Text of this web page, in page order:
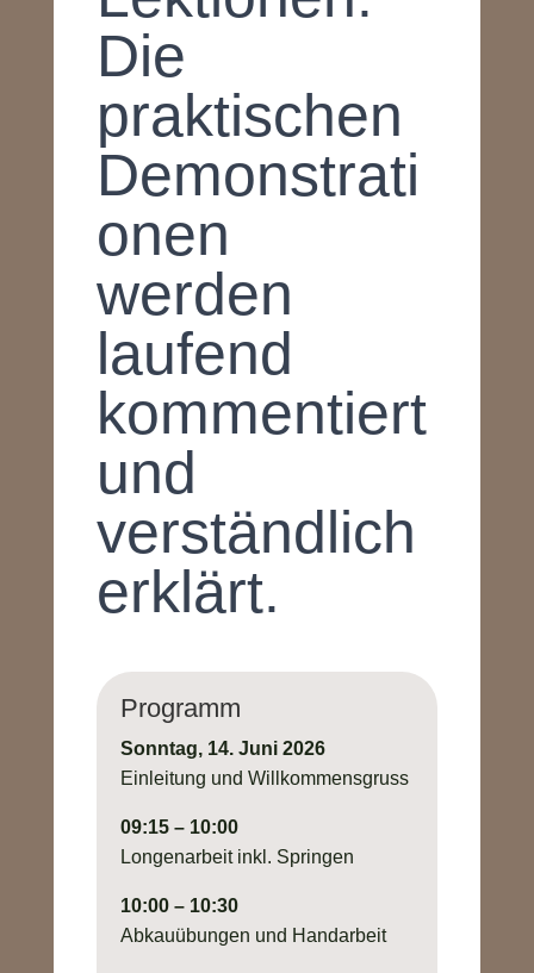
Die
praktischen
Demonstrati
onen
werden
laufend
kommentiert
und
verständlich
erklärt.
Programm
Sonntag, 14. Juni 2026
Einleitung und Willkommensgruss
09:15 – 10:00
Longenarbeit inkl. Springen
10:00 – 10:30
Abkauübungen und Handarbeit